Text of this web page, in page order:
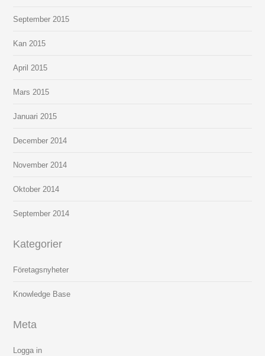
September 2015
Kan 2015
April 2015
Mars 2015
Januari 2015
December 2014
November 2014
Oktober 2014
September 2014
Kategorier
Företagsnyheter
Knowledge Base
Meta
Logga in